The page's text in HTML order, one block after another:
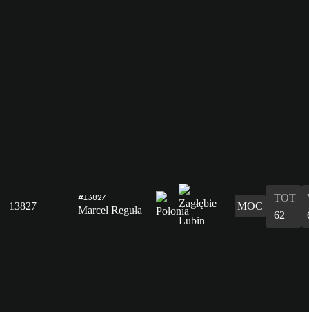
13827
#13827
Marcel Reguła MOC
TOT
62